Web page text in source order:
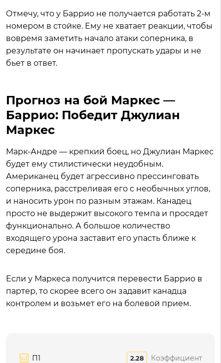
Отмечу, что у Баррио не получается работать 2-м
номером в стойке. Ему не хватает реакции, чтобы
вовремя заметить начало атаки соперника, в
результате он начинает пропускать удары и не
бьет в ответ.
Прогноз на бой Маркес —
Баррио: Победит Джулиан
Маркес
Марк-Андре — крепкий боец, но Джулиан Маркес
будет ему стилистически неудобным.
Американец будет агрессивно прессинговать
соперника, расстреливая его с необычных углов,
и наносить урон по разным этажам. Канадец
просто не выдержит высокого темпа и просядет
функционально. А большое количество
входящего урона заставит его упасть ближе к
середине боя.
Если у Маркеса получится перевести Баррио в
партер, то скорее всего он задавит канадца
контролем и возьмет его на болевой прием.
П1 2.28 Коэффициент